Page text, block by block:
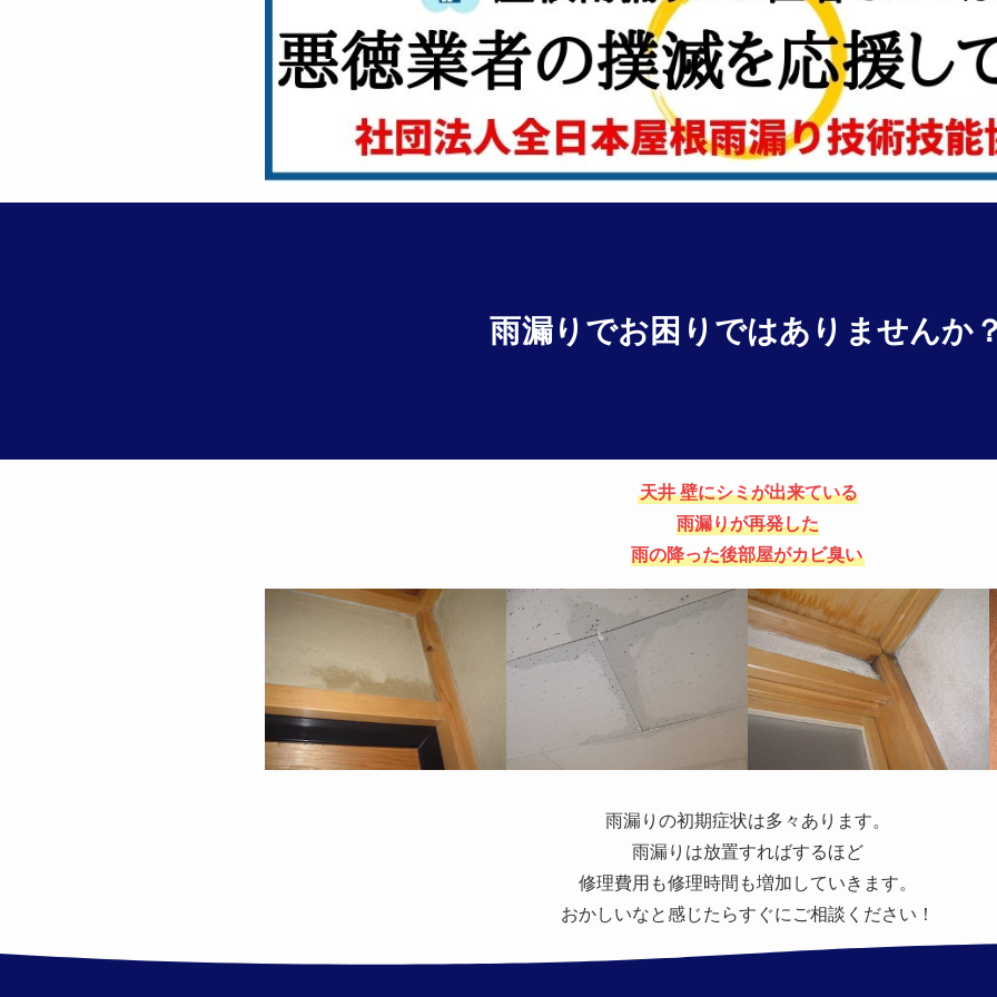
雨漏りでお困りではありませんか
天井 壁にシミが出来ている
雨漏りが再発した
雨の降った後部屋がカビ臭い
雨漏りの初期症状は多々あります。
雨漏りは放置すればするほど
修理費用も修理時間も増加していきます。
おかしいなと感じたらすぐにご相談ください！